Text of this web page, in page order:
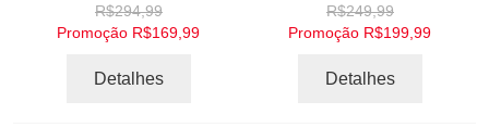
R$294,99
Promoção R$169,99
Detalhes
R$249,99
Promoção R$199,99
Detalhes